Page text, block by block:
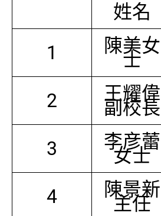
姓名
1
陳美女
士
2 王耀偉
副校長
3 李彦蕾
女士
4 陳景新
主任